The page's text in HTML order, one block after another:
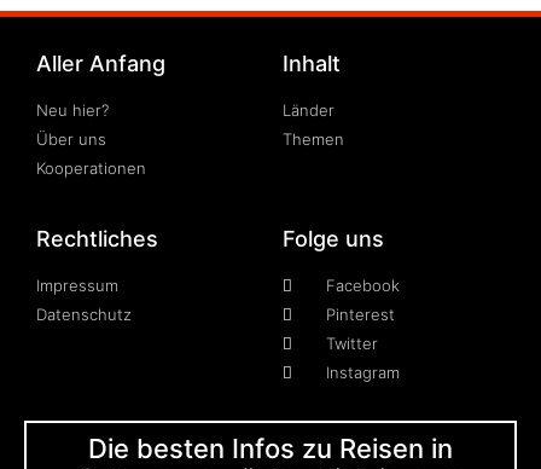
Aller Anfang
Neu hier?
Über uns
Kooperationen
Inhalt
Länder
Themen
Rechtliches
Impressum
Datenschutz
Folge uns
Facebook
Pinterest
Twitter
Instagram
Die besten Infos zu Reisen in